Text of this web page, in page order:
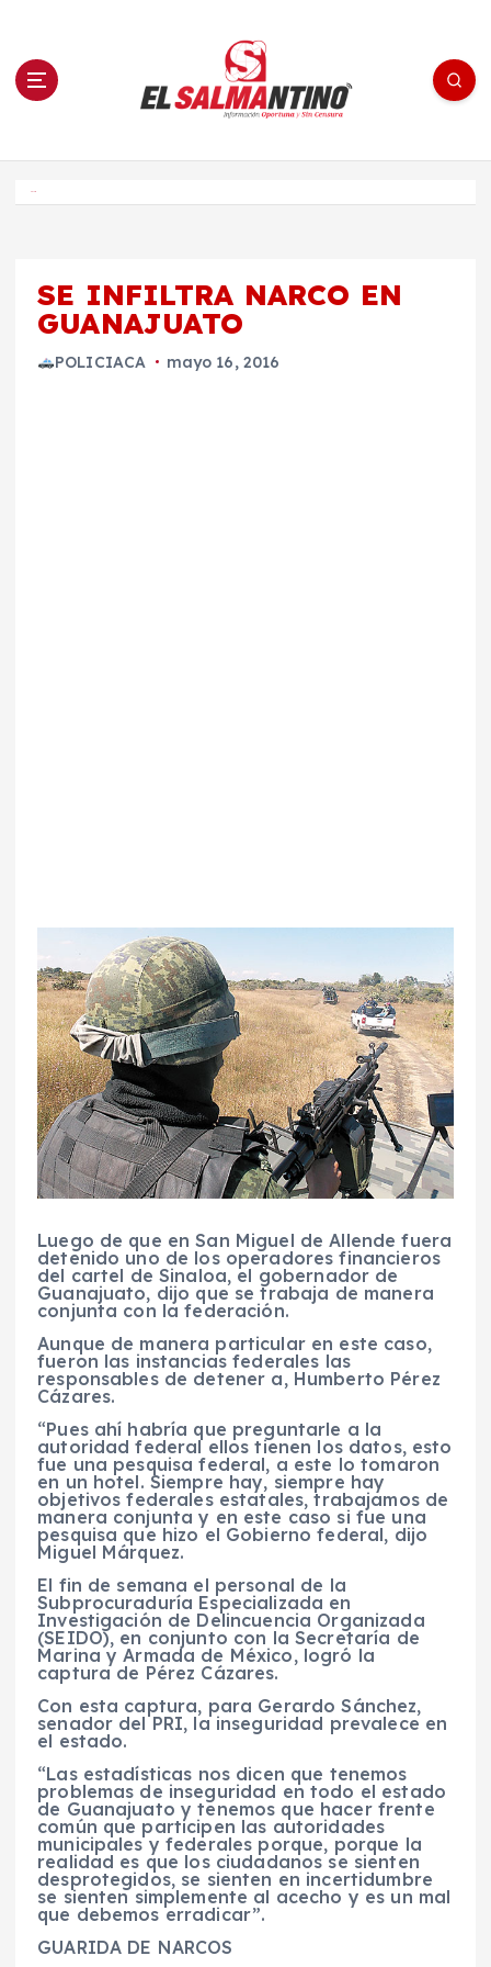
n El Salmantino - medios/noticias/editorial
SE INFILTRA NARCO EN
GUANAJUATO
POLICIACA mayo 16, 2016
Luego de que en San Miguel de Allende fuera
detenido uno de los operadores financieros
del cartel de Sinaloa, el gobernador de
Guanajuato, dijo que se trabaja de manera
conjunta con la federación.
Aunque de manera particular en este caso,
fueron las instancias federales las
responsables de detener a, Humberto Pérez
Cázares.
“Pues ahí habría que preguntarle a la
autoridad federal ellos tienen los datos, esto
fue una pesquisa federal, a este lo tomaron
en un hotel. Siempre hay, siempre hay
objetivos federales estatales, trabajamos de
manera conjunta y en este caso si fue una
pesquisa que hizo el Gobierno federal, dijo
Miguel Márquez.
El fin de semana el personal de la
Subprocuraduría Especializada en
Investigación de Delincuencia Organizada
(SEIDO), en conjunto con la Secretaría de
Marina y Armada de México, logró la
captura de Pérez Cázares.
Con esta captura, para Gerardo Sánchez,
senador del PRI, la inseguridad prevalece en
el estado.
“Las estadísticas nos dicen que tenemos
problemas de inseguridad en todo el estado
de Guanajuato y tenemos que hacer frente
común que participen las autoridades
municipales y federales porque, porque la
realidad es que los ciudadanos se sienten
desprotegidos, se sienten en incertidumbre
se sienten simplemente al acecho y es un mal
que debemos erradicar”.
GUARIDA DE NARCOS